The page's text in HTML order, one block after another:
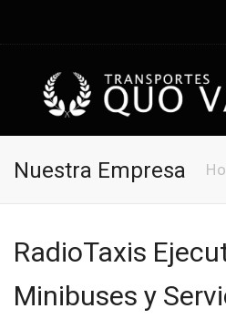
Radio Taxis
Nuestra Empresa
RadioTaxis
Minibuses y